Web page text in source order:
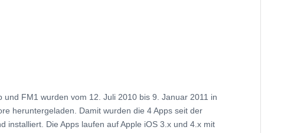
und FM1 wurden vom 12. Juli 2010 bis 9. Januar 2011 in
heruntergeladen. Damit wurden die 4 Apps seit der
installiert. Die Apps laufen auf Apple iOS 3.x und 4.x mit